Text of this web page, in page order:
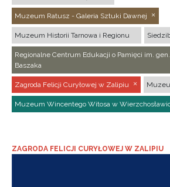
Muzeum Ratusz - Galeria Sztuki Dawnej
Muzeum Historii Tarnowa i Regionu
Regionalne Centrum Edukacji o Pamięci im.
Baszaka
Zagroda Felicji Curyłowej w Zalipiu
Muzeum Wincentego Witosa w
ZAGRODA FELICJI CURYŁOWEJ W ZALIPIU